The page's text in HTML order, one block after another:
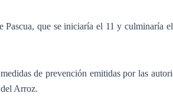
Pascua, que se iniciaría el 11 y
de prevención emitidas por las
Arroz.